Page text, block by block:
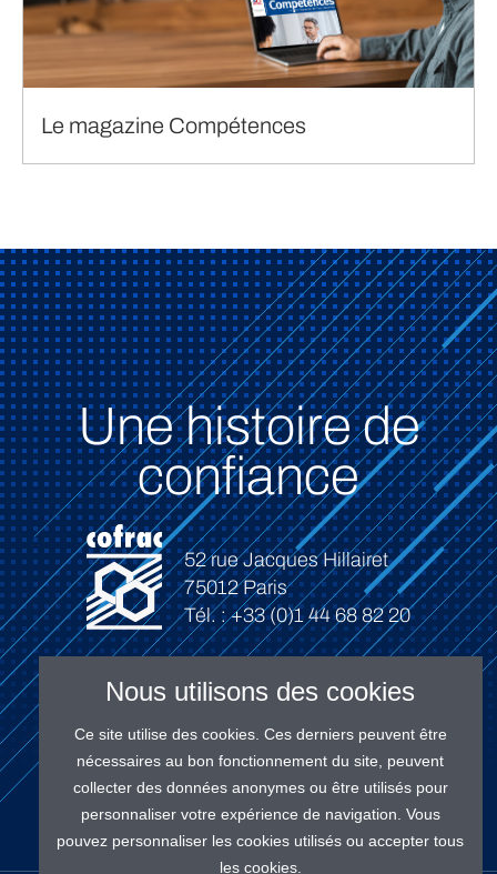
Le magazine Compétences
Une histoire de
confiance
52 rue Jacques Hillairet
75012 Paris
Tél. : +33 (0)1 44 68 82 20
Connexion
Nous utilisons des cookies
Ce site utilise des cookies. Ces derniers peuvent être
nécessaires au bon fonctionnement du site, peuvent
collecter des données anonymes ou être utilisés pour
personnaliser votre expérience de navigation. Vous
pouvez personnaliser les cookies utilisés ou accepter tous
les cookies.